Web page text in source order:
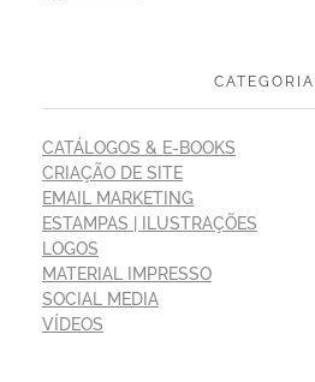
CATÁLOGOS & E-BOOKS
CRIAÇÃO DE SITE
EMAIL MARKETING
ESTAMPAS | ILUSTRAÇÕES
LOGOS
MATERIAL IMPRESSO
SOCIAL MEDIA
VÍDEOS